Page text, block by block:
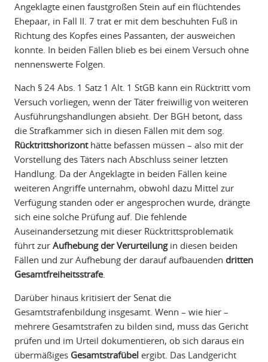
Angeklagte einen faustgroßen Stein auf ein flüchtendes
Ehepaar, in Fall II. 7 trat er mit dem beschuhten Fuß in
Richtung des Kopfes eines Passanten, der ausweichen
konnte. In beiden Fällen blieb es bei einem Versuch ohne
nennenswerte Folgen.
Nach § 24 Abs. 1 Satz 1 Alt. 1 StGB kann ein Rücktritt vom
Versuch vorliegen, wenn der Täter freiwillig von weiteren
Ausführungshandlungen absieht. Der BGH betont, dass
die Strafkammer sich in diesen Fällen mit dem sog.
Rücktrittshorizonthätte befassen müssen – also mit der
Vorstellung des Täters nach Abschluss seiner letzten
Handlung. Da der Angeklagte in beiden Fällen keine
weiteren Angriffe unternahm, obwohl dazu Mittel zur
Verfügung standen oder er angesprochen wurde, drängte
sich eine solche Prüfung auf. Die fehlende
Auseinandersetzung mit dieser Rücktrittsproblematik
führt zur Aufhebung der Verurteilungin diesen beiden
Fällen und zur Aufhebung der darauf aufbauenden dritten
Gesamtfreiheitsstrafe.
Darüber hinaus kritisiert der Senat die
Gesamtstrafenbildung insgesamt. Wenn – wie hier –
mehrere Gesamtstrafen zu bilden sind, muss das Gericht
prüfen und im Urteil dokumentieren, ob sich daraus ein
übermäßiges Gesamtstrafübelergibt. Das Landgericht